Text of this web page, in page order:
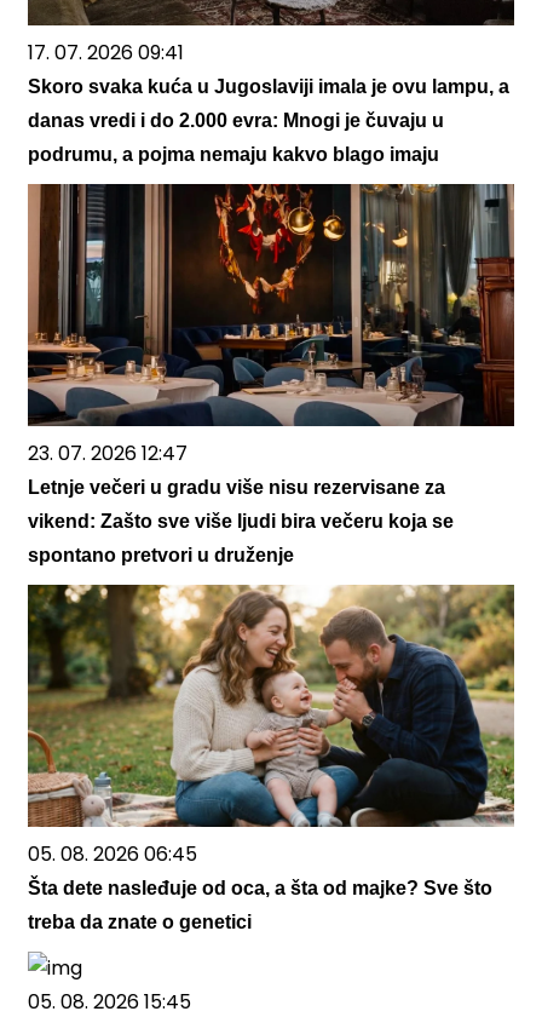
17. 07. 2026 09:41
Skoro svaka kuća u Jugoslaviji imala je ovu lampu, a
danas vredi i do 2.000 evra: Mnogi je čuvaju u
podrumu, a pojma nemaju kakvo blago imaju
23. 07. 2026 12:47
Letnje večeri u gradu više nisu rezervisane za
vikend: Zašto sve više ljudi bira večeru koja se
spontano pretvori u druženje
05. 08. 2026 06:45
Šta dete nasleđuje od oca, a šta od majke? Sve što
treba da znate o genetici
05. 08. 2026 15:45